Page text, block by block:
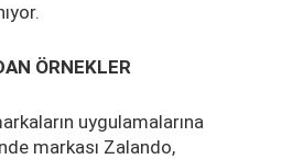
ÖRNEKLER
uygulamalarına
markası Zalando,